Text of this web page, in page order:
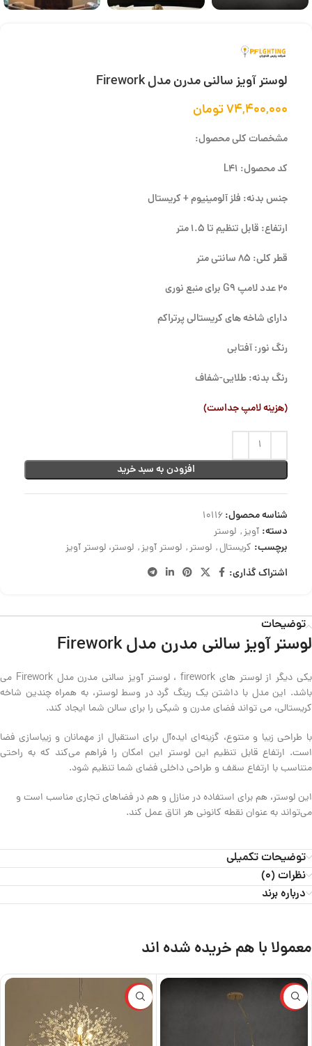
لوستر آویز سالنی مدرن مدل Firework
۷۴,۴۰۰,۰۰۰تومان
مشخصات کلی محصول:
کد محصول: L41
جنس بدنه: فلز آلومینیوم + کریستال
ارتفاع: قابل تنظیم تا 1.5 متر
قطر کلی: 85 سانتی متر
20 عدد لامپ G9 برای منبع نوری
دارای شاخه های کریستالی پرتراکم
رنگ نور: آفتابی
رنگ بدنه: طلایی-شفاف
(هزینه لامپ جداست)
افزودن به سبد خرید
شناسه محصول:10116
دسته: آویز, لوستر
برچسب: کریستال, لوستر, لوستر آویز, لوستر، لوستر آویز
اشتراک گذاری:
توضیحات
لوستر آویز سالنی مدرن مدل Firework
یکی دیگر از لوستر های firework ، لوستر آویز سالنی مدرن مدل Firework می
باشد. این مدل با داشتن یک رینگ گرد در وسط لوستر، به همراه چندین شاخه
کریستالی، می تواند فضای مدرن و شیکی را برای سالن شما ایجاد کند.
با طراحی زیبا و متنوع، گزینه‌ای ایده‌آل برای استقبال از مهمانان و زیباسازی فضا
است. ارتفاع قابل تنظیم این لوستر این امکان را فراهم می‌کند که به راحتی
متناسب با ارتفاع سقف و طراحی داخلی فضای شما تنظیم شود.
این لوستر، هم برای استفاده در منازل و هم در فضاهای تجاری مناسب است و
می‌تواند به عنوان نقطه کانونی هر اتاق عمل کند.
توضیحات تکمیلی
نظرات (0)
درباره برند
معمولا با هم خریده شده اند
ویژه ویژه